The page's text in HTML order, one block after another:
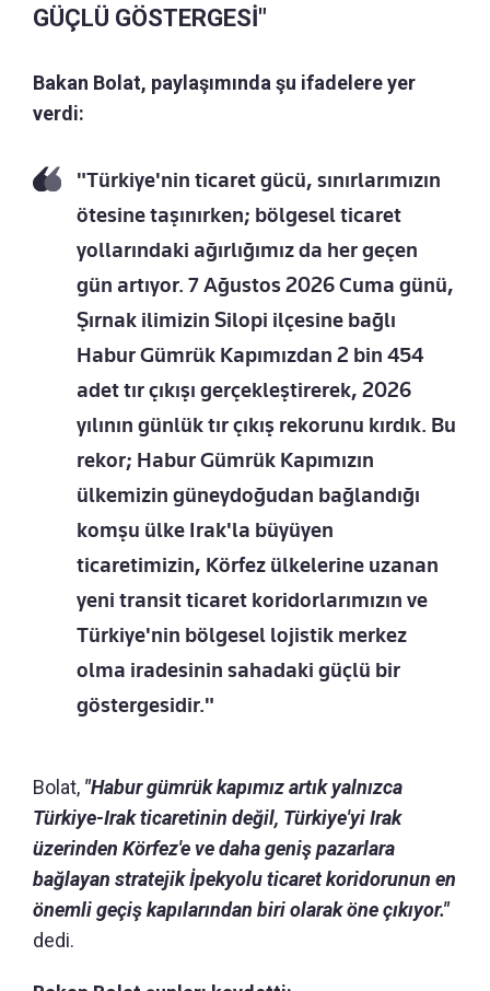
GÜÇLÜ GÖSTERGESİ"
Bakan Bolat, paylaşımında şu ifadelere yer
verdi:
"Türkiye'nin ticaret gücü, sınırlarımızın
ötesine taşınırken; bölgesel ticaret
yollarındaki ağırlığımız da her geçen
gün artıyor. 7 Ağustos 2026 Cuma günü,
Şırnak ilimizin Silopi ilçesine bağlı
Habur Gümrük Kapımızdan 2 bin 454
adet tır çıkışı gerçekleştirerek, 2026
yılının günlük tır çıkış rekorunu kırdık. Bu
rekor; Habur Gümrük Kapımızın
ülkemizin güneydoğudan bağlandığı
komşu ülke Irak'la büyüyen
ticaretimizin, Körfez ülkelerine uzanan
yeni transit ticaret koridorlarımızın ve
Türkiye'nin bölgesel lojistik merkez
olma iradesinin sahadaki güçlü bir
göstergesidir."
Bolat, "Habur gümrük kapımız artık yalnızca
Türkiye-Irak ticaretinin değil, Türkiye'yi Irak
üzerinden Körfez'e ve daha geniş pazarlara
bağlayan stratejik İpekyolu ticaret koridorunun en
önemli geçiş kapılarından biri olarak öne çıkıyor."
dedi.